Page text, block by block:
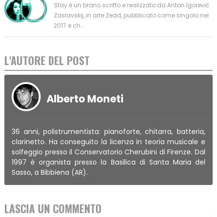
Stay è un brano scritto e realizzato da Anton Igorevič
Zaslavskij, in arte Zedd, pubblicato come singolo nel
2017 e ch...
L'AUTORE DEL POST
Alberto Moneti
36 anni, polistrumentista: pianoforte, chitarra, batteria,
clarinetto. Ha conseguito la licenza in teoria musicale e
solfeggio presso il Conservatorio Cherubini di Firenze. Dal
1997 è organista presso la Basilica di Santa Maria del
Sasso, a Bibbiena (AR).
LASCIA UN COMMENTO